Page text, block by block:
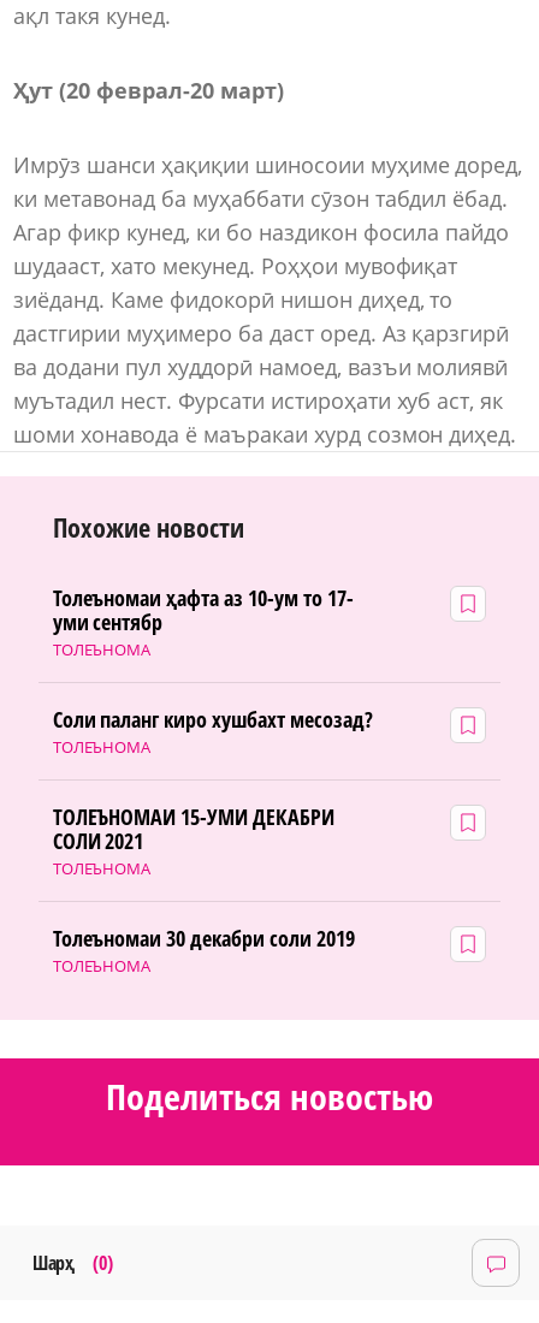
ақл такя кунед.
Ҳут (20 феврал-20 март)
Имрӯз шанси ҳақиқии шиносоии муҳиме доред,
ки метавонад ба муҳаббати сӯзон табдил ёбад.
Агар фикр кунед, ки бо наздикон фосила пайдо
шудааст, хато мекунед. Роҳҳои мувофиқат
зиёданд. Каме фидокорӣ нишон диҳед, то
дастгирии муҳимеро ба даст оред. Аз қарзгирӣ
ва додани пул худдорӣ намоед, вазъи молиявӣ
муътадил нест. Фурсати истироҳати хуб аст, як
шоми хонавода ё маъракаи хурд созмон диҳед.
Похожие новости
ТОЛЕЪНОМА
Толеъномаи ҳафта аз 10-ум то 17-
уми сентябр
ТОЛЕЪНОМА
Соли паланг киро хушбахт месозад?
ТОЛЕЪНОМА
ТОЛЕЪНОМАИ 15-УМИ ДЕКАБРИ
СОЛИ 2021
ТОЛЕЪНОМА
Толеъномаи 30 декабри соли 2019
Поделиться новостью
Шарҳ (0)